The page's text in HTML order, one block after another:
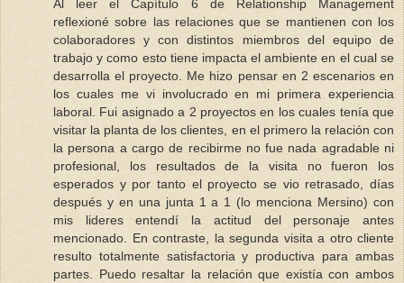
Al leer el Capítulo 6 de Relationship Management
reflexioné sobre las relaciones que se mantienen con los
colaboradores y con distintos miembros del equipo de
trabajo y como esto tiene impacta el ambiente en el cual se
desarrolla el proyecto. Me hizo pensar en 2 escenarios en
los cuales me vi involucrado en mi primera experiencia
laboral. Fui asignado a 2 proyectos en los cuales tenía que
visitar la planta de los clientes, en el primero la relación con
la persona a cargo de recibirme no fue nada agradable ni
profesional, los resultados de la visita no fueron los
esperados y por tanto el proyecto se vio retrasado, días
después y en una junta 1 a 1 (lo menciona Mersino) con
mis lideres entendí la actitud del personaje antes
mencionado. En contraste, la segunda visita a otro cliente
resulto totalmente satisfactoria y productiva para ambas
partes. Puedo resaltar la relación que existía con ambos